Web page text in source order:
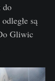
do
są
Gliwic